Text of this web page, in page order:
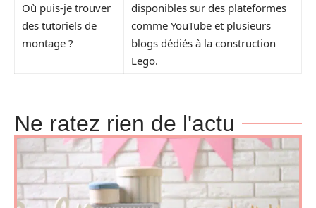
Où puis-je trouver
des tutoriels de
montage ?
disponibles sur des plateformes
comme YouTube et plusieurs
blogs dédiés à la construction
Lego.
Ne ratez rien de l'actu